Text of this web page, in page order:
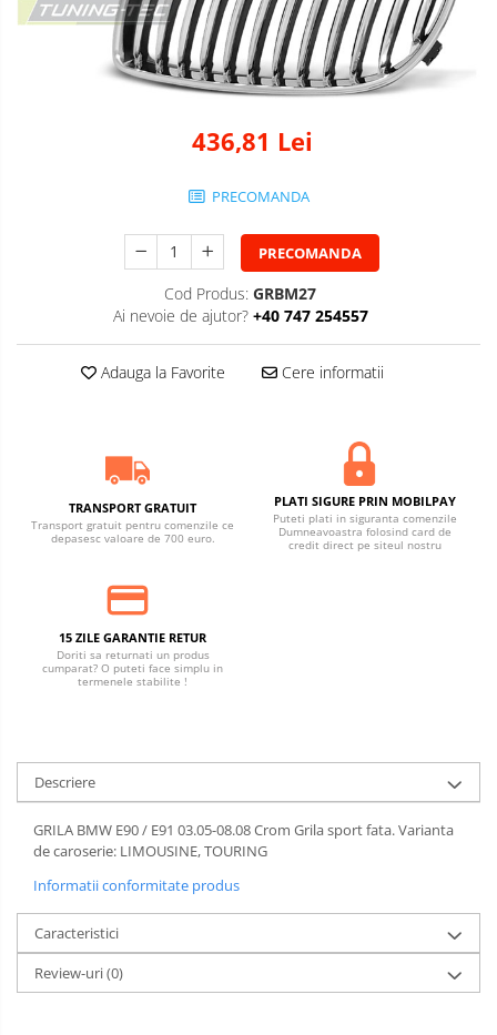
436,81 Lei
PRECOMANDA
PRECOMANDA
Cod Produs: GRBM27
Ai nevoie de ajutor? +40 747 254557
Adauga la Favorite Cere informatii
TRANSPORT GRATUIT
Transport gratuit pentru comenzile ce
depasesc valoare de 700 euro.
PLATI SIGURE PRIN MOBILPAY
Puteti plati in siguranta comenzile
Dumneavoastra folosind card de
credit direct pe siteul nostru
15 ZILE GARANTIE RETUR
Doriti sa returnati un produs
cumparat? O puteti face simplu in
termenele stabilite !
Descriere
GRILA BMW E90 / E91 03.05-08.08 Crom Grila sport fata. Varianta
de caroserie: LIMOUSINE, TOURING
Informatii conformitate produs
Caracteristici
Review-uri(0)